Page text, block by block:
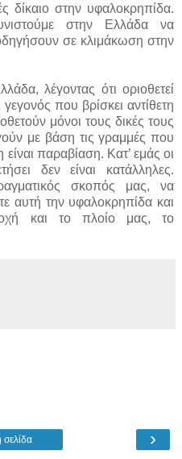
δίκαιο στην υφαλοκρηπίδα.
στην Ελλάδα να
σε κλιμάκωση στην
λέγοντας ότι οριοθετεί
που βρίσκει αντίθετη
μόνοι τους δικές τους
με βάση τις γραμμές που
παραβίαση. Κατ’ εμάς οι
δεν είναι κατάλληλες.
σκοπός μας, να
αυτή την υφαλοκρηπίδα και
και το πλοίο μας, το
›
σελίδα